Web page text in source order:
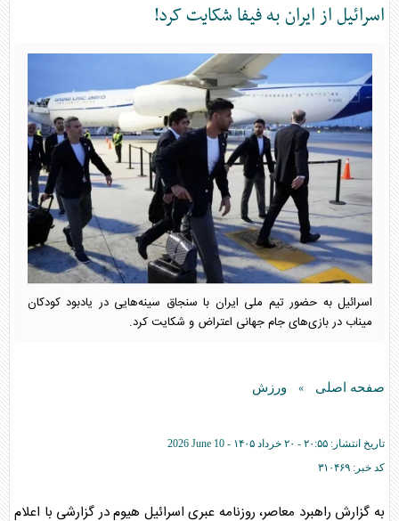
اسرائیل از ایران به فیفا شکایت کرد!
اسرائیل به حضور تیم ملی ایران با سنجاق سینه‌هایی در یادبود کودکان
میناب در بازی‌های جام جهانی اعتراض و شکایت کرد.
صفحه اصلی » ورزش
تاریخ انتشار: ۲۰:۵۵ - ۲۰ خرداد ۱۴۰۵ -
2026 June 10
کد خبر: ۳۱۰۴۶۹
به گزارش راهبرد معاصر، روزنامه عبری اسرائیل هیوم در گزارشی با اعلام